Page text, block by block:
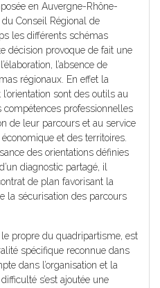
en Auvergne-Rhône-
Conseil Régional de
les différents schémas
décision provoque de fait une
l’absence de
régionaux. En effet la
sont des outils au
professionnelles
de leur parcours et au service
et des territoires.
des orientations définies
diagnostic partagé, il
de plan favorisant la
la sécurisation des parcours
propre du quadripartisme, est
spécifique reconnue dans
dans l’organisation et la
s’est ajoutée une